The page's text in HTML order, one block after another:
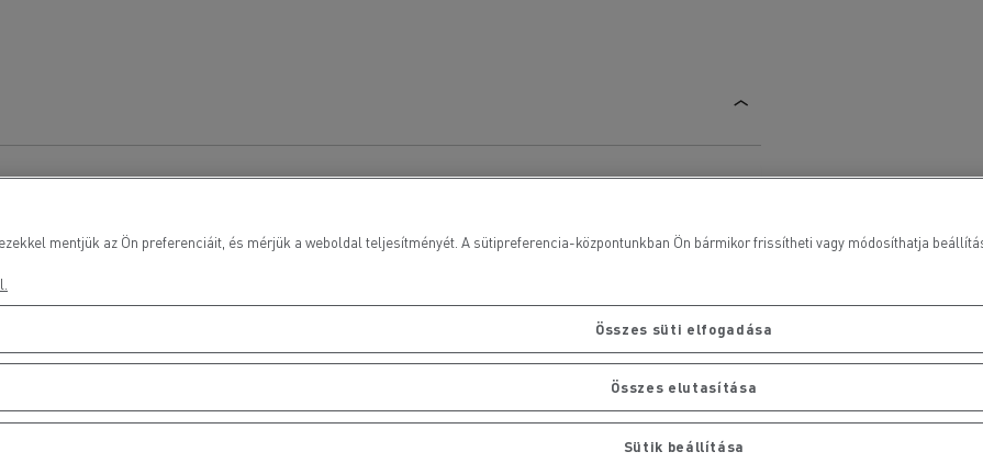
mentjük az Ön preferenciáit, és mérjük a weboldal teljesítményét. A sütipreferencia-központunkban Ön bármikor frissítheti vagy módosíthatja
Összes süti elfogadása
Összes elutasítása
Sütik beállítása